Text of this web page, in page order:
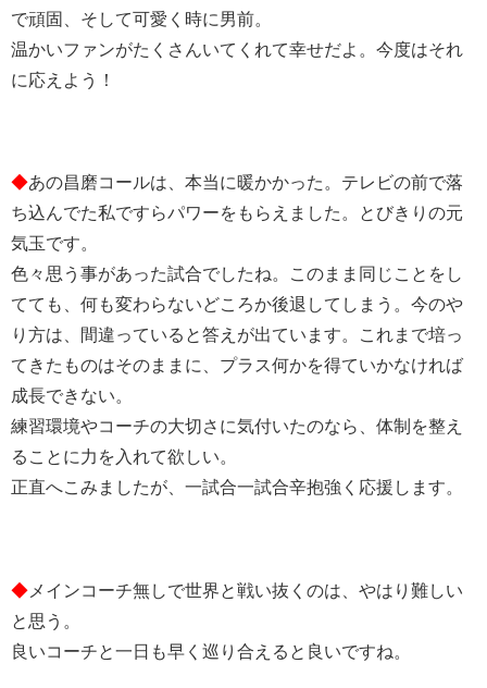
で頑固、そして可愛く時に男前。
温かいファンがたくさんいてくれて幸せだよ。今度はそれ
に応えよう！
◆あの昌磨コールは、本当に暖かかった。テレビの前で落
ち込んでた私ですらパワーをもらえました。とびきりの元
気玉です。
色々思う事があった試合でしたね。このまま同じことをし
てても、何も変わらないどころか後退してしまう。今のや
り方は、間違っていると答えが出ています。これまで培っ
てきたものはそのままに、プラス何かを得ていかなければ
成長できない。
練習環境やコーチの大切さに気付いたのなら、体制を整え
ることに力を入れて欲しい。
正直へこみましたが、一試合一試合辛抱強く応援します。
◆ メインコーチ無しで世界と戦い抜くのは、やはり難しい
と思う。
良いコーチと一日も早く巡り合えると良いですね。